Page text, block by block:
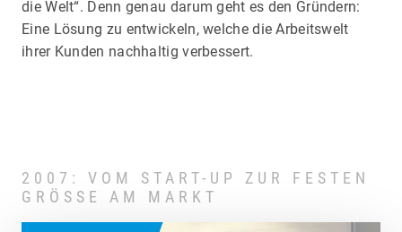
die Welt“. Denn genau darum geht es den Gründern:
Eine Lösung zu entwickeln, welche die Arbeitswelt
ihrer Kunden nachhaltig verbessert.
2007: VOM START-UP ZUR FESTEN
GRÖSSE AM MARKT